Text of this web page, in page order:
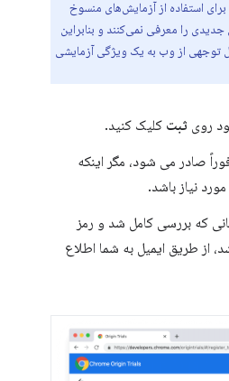
استفاده از آزمایش‌های منسوخ
را معرفی نمی‌کنند و بنابراین
توجهی از وب به یک ویژگی آزمایشی
روی ثبت کلیک کنید.
صادر می شود، مگر اینکه
نیاز باشد.
که بررسی کامل شد و رمز
از طریق ایمیل به شما اطلاع